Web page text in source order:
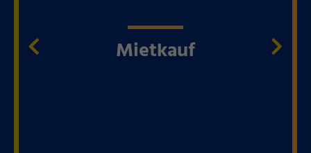
Mietkauf